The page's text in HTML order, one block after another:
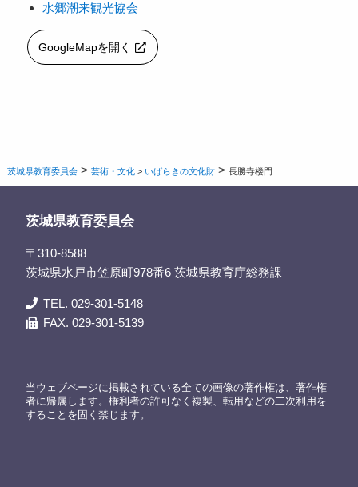
水郷潮来観光協会
GoogleMapを開く
茨城県教育委員会 >芸術・文化 > いばらきの文化財 >長勝寺楼門
茨城県教育委員会
〒310-8588
茨城県水戸市笠原町978番6 茨城県教育庁総務課
TEL. 029-301-5148
FAX. 029-301-5139
当ウェブページに掲載されている全ての画像の著作権は、著作権
者に帰属します。権利者の許可なく複製、転用などの二次利用を
することを固く禁じます。